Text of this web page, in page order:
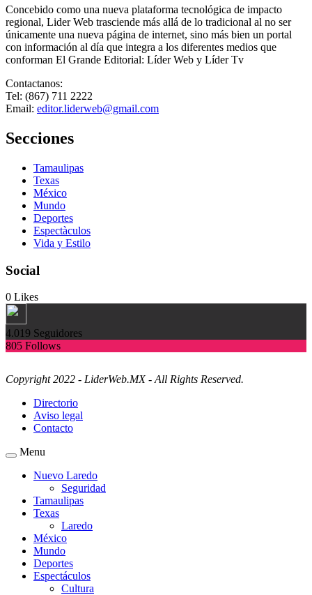
Concebido como una nueva plataforma tecnológica de impacto
regional, Lider Web trasciende más allá de lo tradicional al no ser
únicamente una nueva página de internet, sino más bien un portal
con información al día que integra a los diferentes medios que
conforman El Grande Editorial: Líder Web y Líder Tv
Contactanos:
Tel: (867) 711 2222
Email: editor.liderweb@gmail.com
Secciones
Tamaulipas
Texas
México
Mundo
Deportes
Espectàculos
Vida y Estilo
Social
0 Likes
4.019 Seguidores
805 Follows
Copyright 2022 - LiderWeb.MX - All Rights Reserved.
Directorio
Aviso legal
Contacto
Menu
Nuevo Laredo
Seguridad
Tamaulipas
Texas
Laredo
México
Mundo
Deportes
Espectáculos
Cultura